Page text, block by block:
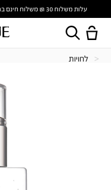
עלות משלוח 30 ₪ משלוח חינם ברכישה ב-249 ₪ ומעלה | עד 14 ימי עסקים
לחויות